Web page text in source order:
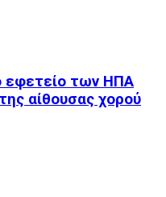
εφετείο των ΗΠΑ
αίθουσας χορού